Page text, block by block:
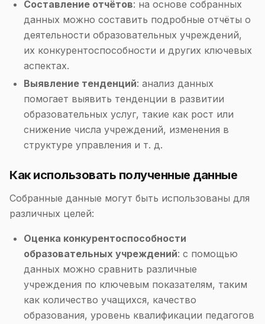
Составление отчётов: на основе собранных
данных можно составить подробные отчёты о
деятельности образовательных учреждений,
их конкурентоспособности и других ключевых
аспектах.
Выявление тенденций: анализ данных
помогает выявить тенденции в развитии
образовательных услуг, такие как рост или
снижение числа учреждений, изменения в
структуре управления и т. д.
Как использовать полученные данные
Собранные данные могут быть использованы для
различных целей:
Оценка конкурентоспособности
образовательных учреждений: с помощью
данных можно сравнить различные
учреждения по ключевым показателям, таким
как количество учащихся, качество
образования, уровень квалификации педагогов